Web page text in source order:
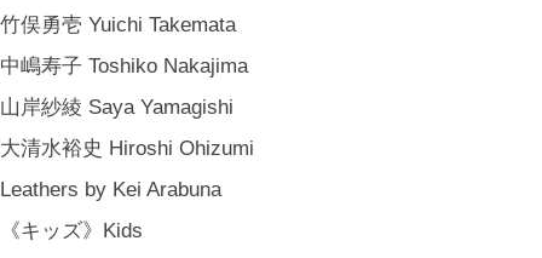
竹俣勇壱 Yuichi Takemata
中嶋寿子 Toshiko Nakajima
山岸紗綾 Saya Yamagishi
大清水裕史 Hiroshi Ohizumi
Leathers by Kei Arabuna
《キッズ》Kids